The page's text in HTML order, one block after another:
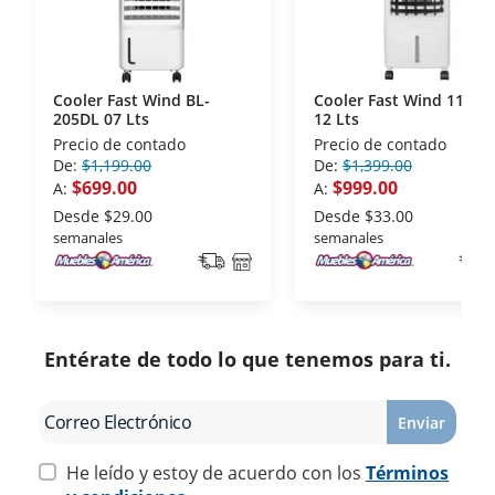
Cooler Fast Wind BL-
205DL 07 Lts
Precio de contado
De: $1,199.00
A: $699.00
Desde $29.00
semanales
Cooler Fast Wind 1103R
12 Lts
Precio de contado
De: $1,399.00
A: $999.00
Desde $33.00
semanales
Entérate de todo lo que tenemos para ti.
Enviar
He leído y estoy de acuerdo con los Términos